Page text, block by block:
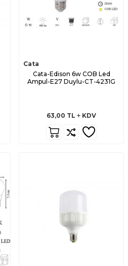
Cata
Cata-Edison 6w COB Led
Ampul-E27 Duylu-CT-4231G
63,00 TL KDV